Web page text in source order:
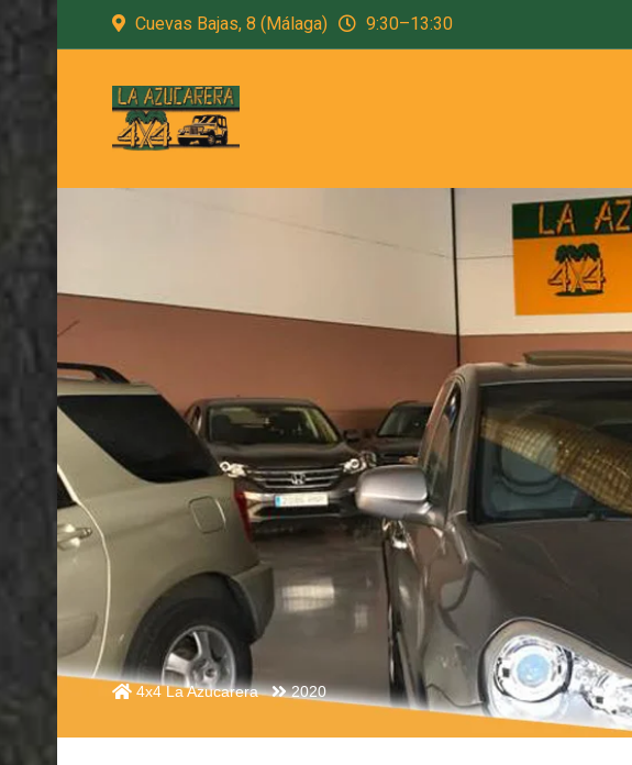
Cuevas Bajas, 8 (Málaga) 9:30–13:30
4x4 La Azucarera 2020